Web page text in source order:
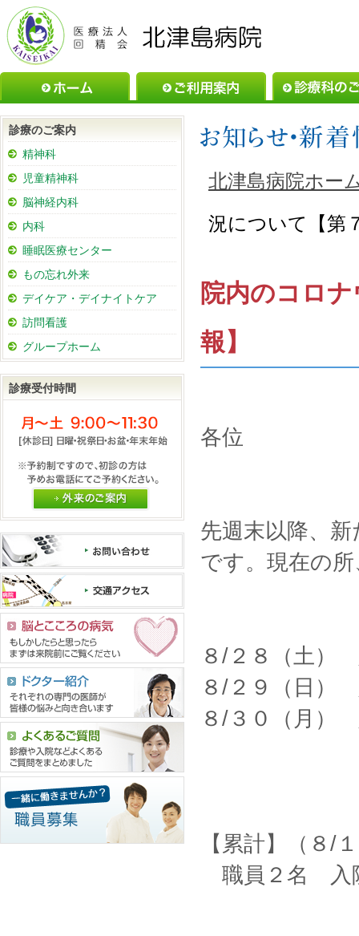
ホーム ご利用案内
北津島病院ホー
況について【第
院内のコロ
報】
各位
先週末以降、
です。現在の
８/２８（土
８/２９（日
８/３０（月
【累計】（８/
職員２名 入
診療のご案内
精神科
児童精神科
脳神経内科
内科
睡眠医療センター
もの忘れ外来
デイケア・デイナイトケア
訪問看護
グループホーム
診療受付時間